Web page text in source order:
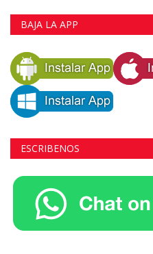
BAJA LA APP
ESCRIBENOS